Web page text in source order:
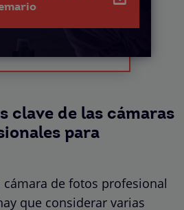
clave de las cámaras
para
de fotos profesional
que considerar varias